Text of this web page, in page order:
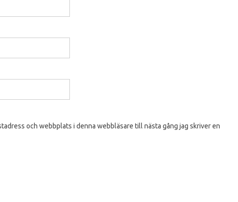
och webbplats i denna webbläsare till nästa gång jag skriver en